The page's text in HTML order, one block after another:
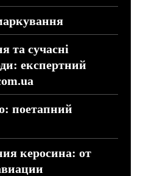
та сучасні
експертний
поетапний
керосина: от